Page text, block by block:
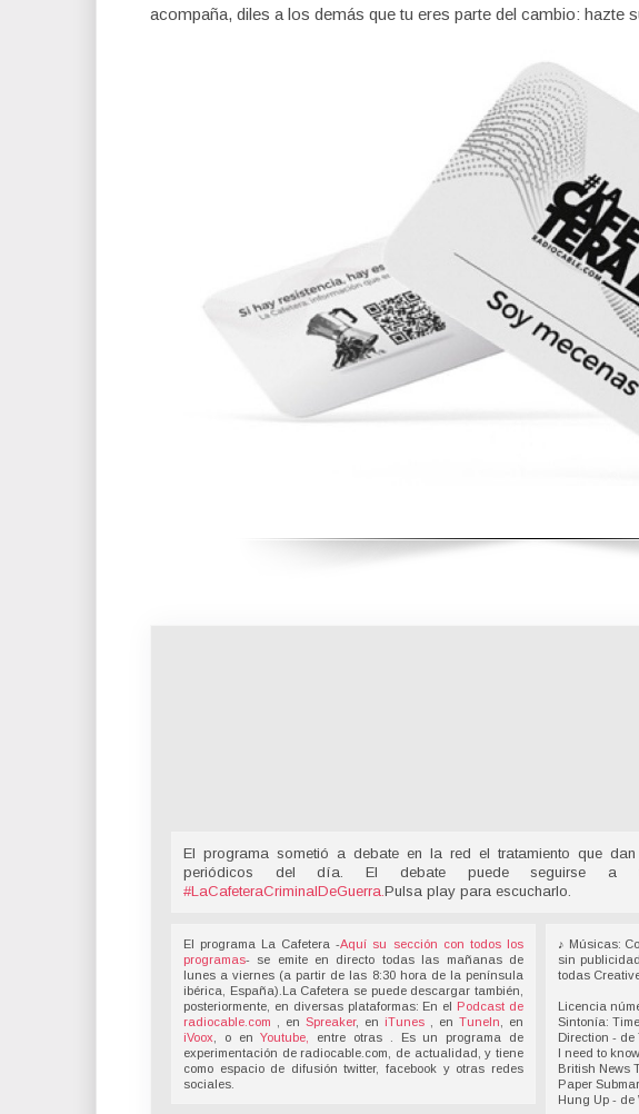
acompaña, diles a los demás que tu eres parte del cambio: hazte
El programa sometió a debate en la red el tratamiento que
periódicos del día. El debate puede seguirse
#LaCafeteraCriminalDeGuerra Pulsa play para escucharlo.
El programa La Cafetera -Aquí su sección con todos los
programas- se emite en directo todas las mañanas de
lunes a viernes (a partir de las 8:30 hora de la península
ibérica, España).La Cafetera se puede descargar también,
posteriormente, en diversas plataformas: En el Podcast de
radiocable.com
, en Spreaker, en iTunes , en TuneIn , en
iVoox , o enYoutube,
entre otras . Es un programa de
experimentación de radiocable.com, de actualidad, y tiene
como espacio de difusión twitter, facebook y otras redes
sociales.
♪ Músicas:
sin
todas
Licencia
Sintonía:
Direction -
I need to
British News
Paper
Hung Up - de